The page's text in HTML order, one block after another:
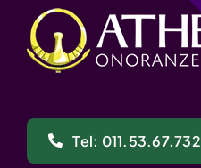
Tel: 011.53.67.732